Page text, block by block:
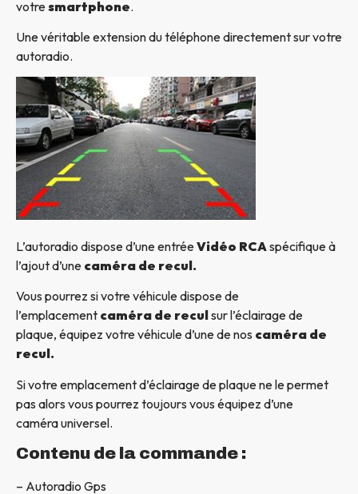
votresmartphone.
Une véritable extension du téléphone directement sur votre
autoradio.
L’autoradio dispose d’une entréeVidéo RCAspécifique à
l’ajout d’une caméra de recul.
Vous pourrez si votre véhicule dispose de
l’emplacement caméra de reculsur l’éclairage de
plaque, équipez votre véhicule d’une de nos caméra de
recul.
Si votre emplacement d’éclairage de plaque ne le permet
pas alors vous pourrez toujours vous équipez d’une
caméra universel.
Contenu de la commande :
– Autoradio Gps